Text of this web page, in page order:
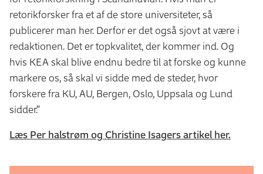
retorikforsker fra et af de store universiteter, så
publicerer man her. Derfor er det også sjovt at være i
redaktionen. Det er topkvalitet, der kommer ind. Og
hvis KEA skal blive endnu bedre til at forske og kunne
markere os, så skal vi sidde med de steder, hvor
forskere fra KU, AU, Bergen, Oslo, Uppsala og Lund
sidder.”
Læs Per halstrøm og Christine Isagers artikel her.